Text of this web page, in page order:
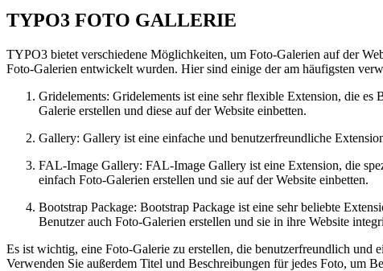
TYPO3 FOTO GALLERIE
TYPO3 bietet verschiedene Möglichkeiten, um Foto-Galerien auf der
Foto-Galerien entwickelt wurden. Hier sind einige der am häufigsten
Gridelements: Gridelements ist eine sehr flexible Extension, die
Galerie erstellen und diese auf der Website einbetten.
Gallery: Gallery ist eine einfache und benutzerfreundliche
FAL-Image Gallery: FAL-Image Gallery ist eine Extension, die
einfach Foto-Galerien erstellen und sie auf der Website einbetten.
Bootstrap Package: Bootstrap Package ist eine sehr beliebte
Benutzer auch Foto-Galerien erstellen und sie in ihre Website
Es ist wichtig, eine Foto-Galerie zu erstellen, die benutzerfreundlich und
Verwenden Sie außerdem Titel und Beschreibungen für jedes Foto, um